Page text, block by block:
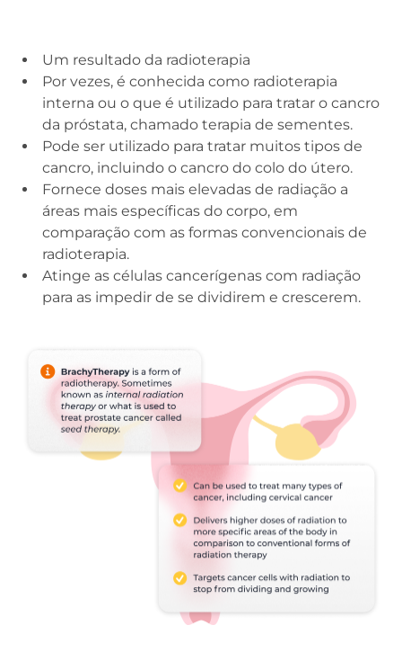
Um resultado da radioterapia
Por vezes, é conhecida como radioterapia
interna ou o que é utilizado para tratar o cancro
da próstata, chamado terapia de sementes.
Pode ser utilizado para tratar muitos tipos de
cancro, incluindo o cancro do colo do útero.
Fornece doses mais elevadas de radiação a
áreas mais específicas do corpo, em
comparação com as formas convencionais de
radioterapia.
Atinge as células cancerígenas com radiação
para as impedir de se dividirem e crescerem.